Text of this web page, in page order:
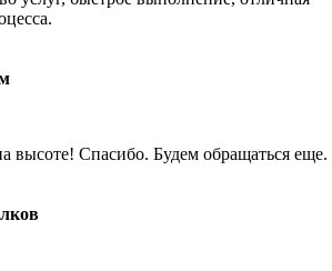
высоте! Спасибо. Будем обращаться еще.